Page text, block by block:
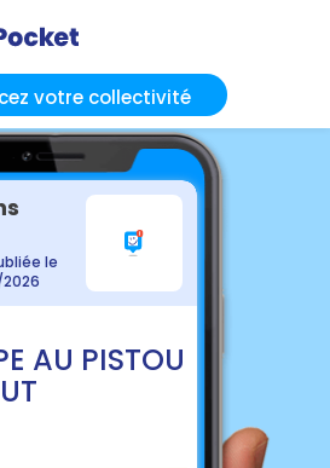
votre collectivité
le
AU PISTOU